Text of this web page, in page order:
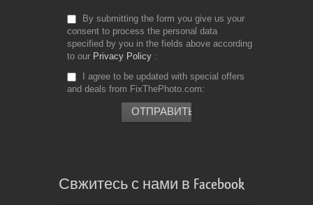
By submitting the form you give us your
consent to process the personal data
specified by you in the fields above according
to our Privacy Policy
I agree to be updated with special offers
and deals from FixThePhoto.com
Свжитесь с нами в Facebook